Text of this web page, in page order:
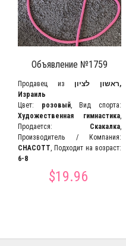
Объявление №1759
Продавец из ראשון לציון,
Израиль
Цвет: розовый, Вид спорта:
Художественная гимнастика,
Продается: Скакалка,
Производитель / Компания:
CHACOTT, Подходит на возраст:
6-8
$19.96